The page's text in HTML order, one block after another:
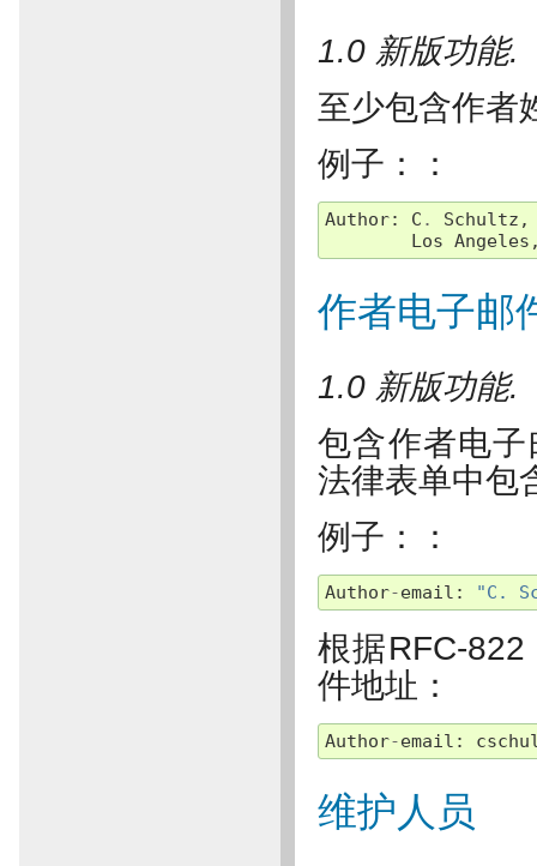
1.0 新版功能.
至少包含作者
例子：：
Author: C . Schultz ,
Los Angeles
作者电子邮
1.0 新版功能.
包含作者电
法律表单中包
例子：：
Author-email : "C.
根据RFC-
件地址：
Author-email :
维护人员